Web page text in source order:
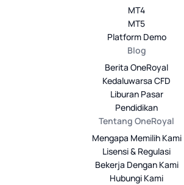
MT4
MT5
Platform Demo
Blog
Berita OneRoyal
Kedaluwarsa CFD
Liburan Pasar
Pendidikan
Tentang OneRoyal
Mengapa Memilih Kami
Lisensi & Regulasi
Bekerja Dengan Kami
Hubungi Kami